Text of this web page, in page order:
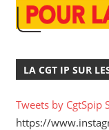
LA CGT IP SUR
Tweets by CgtSpip
https://